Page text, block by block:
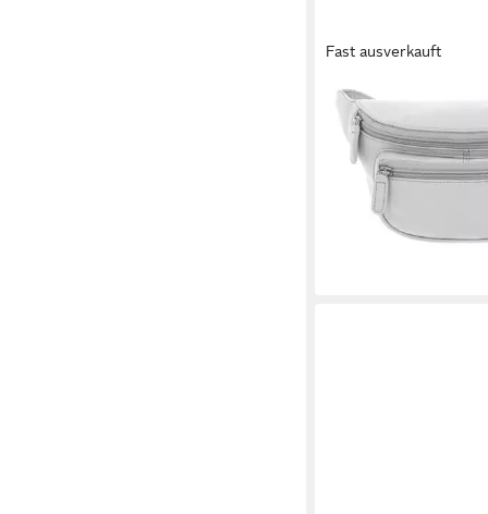
Fast ausverkauft
PICARD
Gürteltasche Belt
Rindsleder
99,95 €
lieferbar - in 2-3